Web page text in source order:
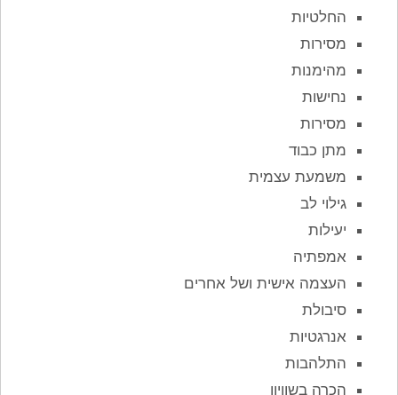
החלטיות
מסירות
מהימנות
נחישות
מסירות
מתן כבוד
משמעת עצמית
גילוי לב
יעילות
אמפתיה
העצמה אישית ושל אחרים
סיבולת
אנרגטיות
התלהבות
הכרה בשוויון